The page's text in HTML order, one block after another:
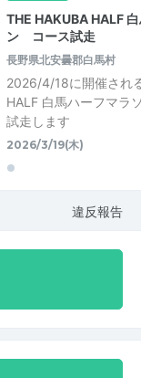
THE HAKUBA HALF
ン コース試走
長野県北安曇郡白馬村
2026/4/18に開催され
HALF 白馬ハーフマラ
試走します
2026/3/19(木)
違反報告